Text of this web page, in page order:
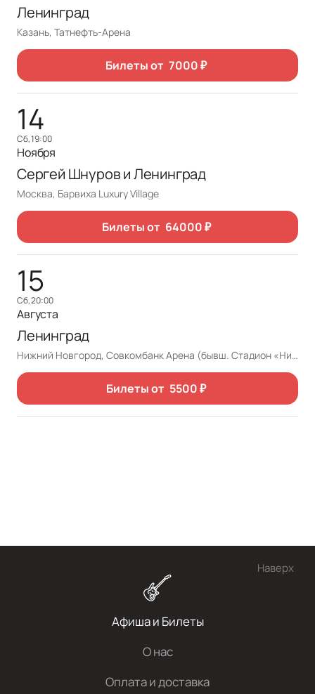
Ленинград
Казань, Татнефть-Арена
Билеты от 7000₽
14
сб, 19:00
Ноября
Сергей Шнуров и Ленинград
Москва, Барвиха Luxury Village
Билеты от 64000₽
15
сб, 20:00
Августа
Ленинград
Нижний Новгород, Совкомбанк Арена (бывш. Стадион «Нижний Новгород»)
Билеты от 5500₽
Наверх
Афиша и Билеты
О нас
Оплата и доставка